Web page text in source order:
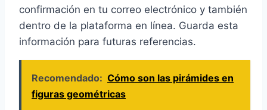
confirmación en tu correo electrónico y también
dentro de la plataforma en línea. Guarda esta
información para futuras referencias.
Recomendado: Cómo son las pirámides en
figuras geométricas